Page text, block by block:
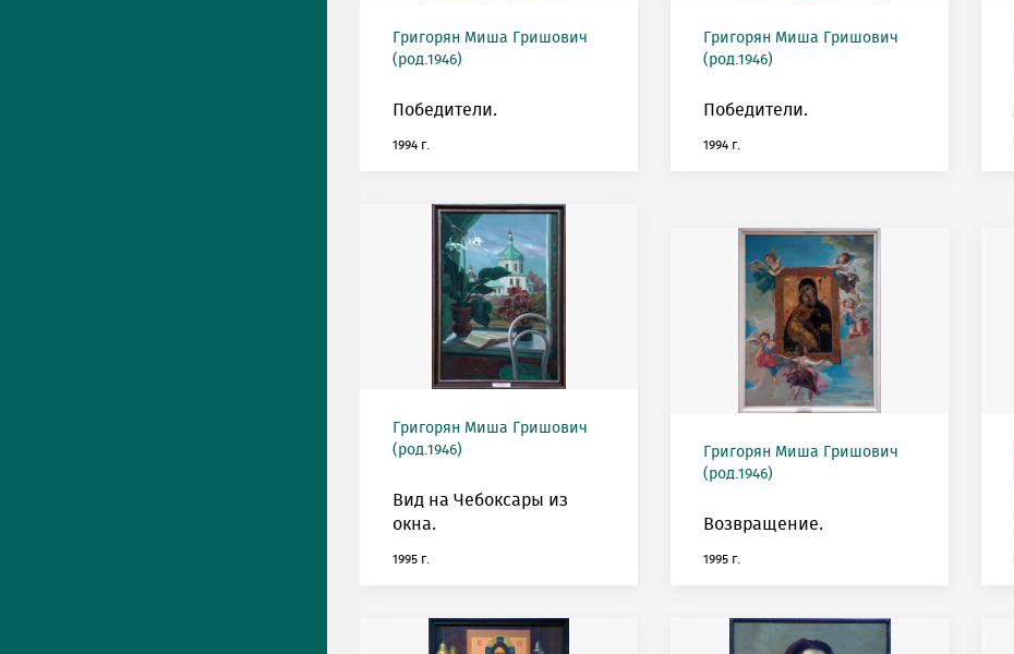
Григорян Миша Гришович
(род.1946)
Победители.
1994 г.
Григорян Миша Гришович
(род.1946)
Победители.
1994 г.
Григорян Миша Гришович
(род.1946)
Вид на Чебоксары из
окна.
1995 г.
Григорян Миша Гришович
(род.1946)
Возвращение.
1995 г.